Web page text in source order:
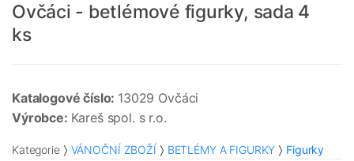
Ovčáci - betlémové figurky, sada 4
ks
Katalogové číslo: 13029 Ovčáci
Výrobce: Kareš spol. s r.o.
Kategorie VÁNOČNÍ ZBOŽÍ BETLÉMY A FIGURKY
Figurky